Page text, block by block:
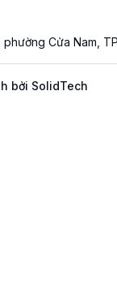
Cửa Nam,
bởi SolidTech